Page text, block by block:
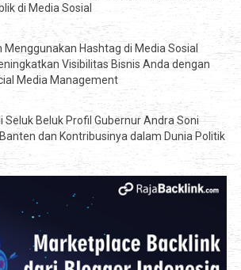
di Media Sosial
Menggunakan Hashtag di Media Sosial
Visibilitas Bisnis Anda dengan
Media Management
Seluk Beluk Profil Gubernur Andra Soni
dan Kontribusinya dalam Dunia Politik